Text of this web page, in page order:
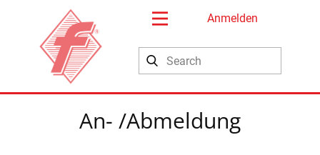
Search
Anmelden
An- /Abmeldung